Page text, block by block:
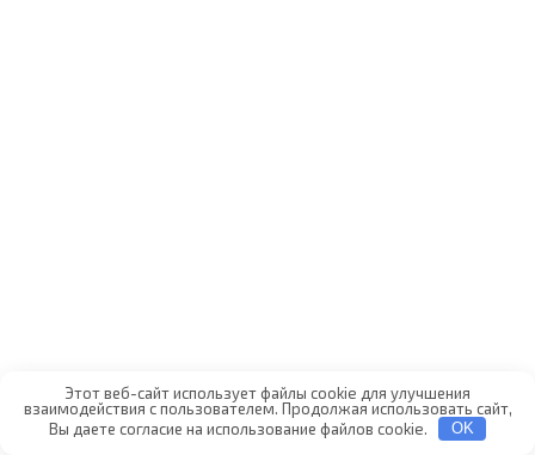
Этот веб-сайт использует файлы cookie для улучшения
взаимодействия с пользователем. Продолжая использовать сайт,
Вы даете согласие на использование файлов cookie.
OK